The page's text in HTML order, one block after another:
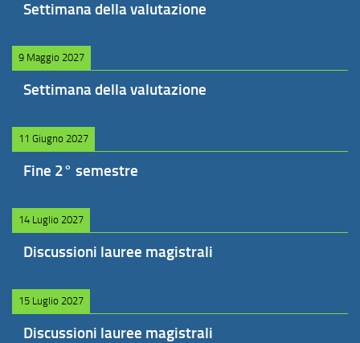
Settimana della valutazione
9 Maggio 2027
Settimana della valutazione
11 Giugno 2027
Fine 2° semestre
14 Luglio 2027
Discussioni lauree magistrali
15 Luglio 2027
Discussioni lauree magistrali